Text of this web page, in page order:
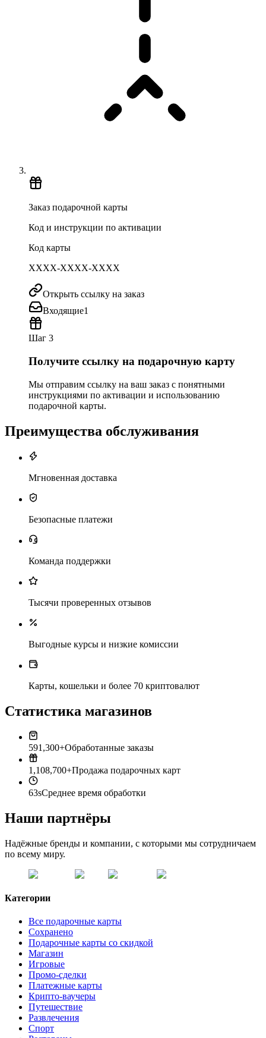
Заказ подарочной карты
Код и инструкции по активации
Код карты
XXXX-XXXX-XXXX
Открыть ссылку на заказ
Входящие1
Шаг 3
Получите ссылку на подарочную карту
Мы отправим ссылку на ваш заказ с понятными
инструкциями по активации и использованию
подарочной карты.
Преимущества обслуживания
Мгновенная доставка
Безопасные платежи
Команда поддержки
Тысячи проверенных отзывов
Выгодные курсы и низкие комиссии
Карты, кошельки и более 70 криптовалют
Статистика магазинов
591,300+Обработанные заказы
1,108,700+Продажа подарочных карт
63sСреднее время обработки
Наши партнёры
Надёжные бренды и компании, с которыми мы сотрудничаем
по всему миру.
Категории
Все подарочные карты
Сохранено
Подарочные карты со скидкой
Магазин
Игровые
Промо-сделки
Платежные карты
Крипто-ваучеры
Путешествие
Развлечения
Спорт